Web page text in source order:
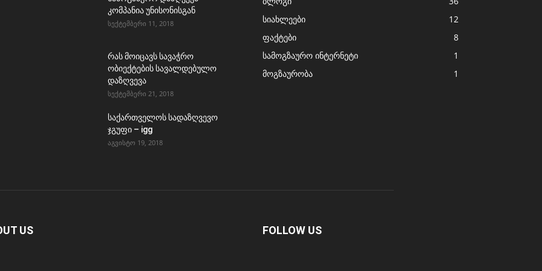
კომპანია უნისონისგან
სექტემბერი 11, 2018
რას მოიცავს სავაჭრო
ობიექტების სავალდებულო
დაზღვევა
სექტემბერი 21, 2018
საქართველოს სადაზღვევო
ჯგუფი – igg
აგვისტო 19, 2018
სიახლეები
12
ფაქტები
8
სამოგზაურო ინტერნეტი
1
მოგზაურობა
1
US FOLLOW US